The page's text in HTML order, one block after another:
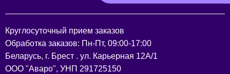
Круглосуточный прием заказов
Обработка заказов: Пн-Пт, 09:00-17:00
Беларусь, г. Брест . ул. Карьерная 12А/1
ООО "Аваро", УНП 291725150